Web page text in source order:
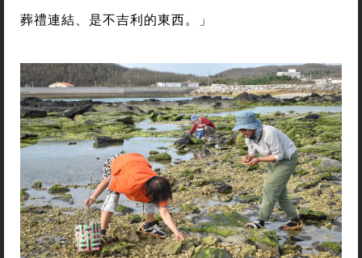
葬禮連結、是不吉利的東西。」